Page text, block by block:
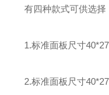
有四种款式可供选择
1.标准面板尺寸
2.标准面板尺寸